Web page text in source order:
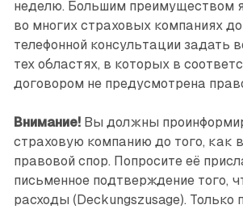
неделю. Большим преимуществом
во многих страховых компаниях
телефонной консультации задать
тех областях, в которых в
договором не преду­смотрена
Внимание! Вы должны
страховую компанию до того, как
правовой спор. Попросите её
письменное подтверждение того,
расходы (Deckungszusage). Только